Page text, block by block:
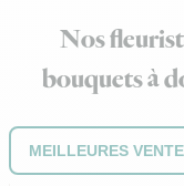
Nos
bouquets à